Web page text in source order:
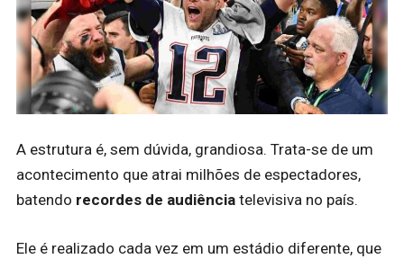
A estrutura é, sem dúvida, grandiosa. Trata-se de um
acontecimento que atrai milhões de espectadores,
batendo recordes de audiência televisiva no país.
Ele é realizado cada vez em um estádio diferente, que